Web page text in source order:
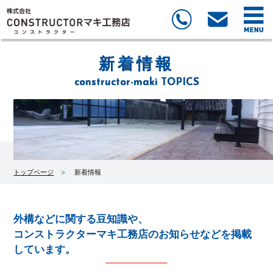
新着情報
constructor-maki TOPICS
トップページ 新着情報
外構などに関する豆知識や、
コンストラクターマキ工務店のお知らせなどを掲載
しています。